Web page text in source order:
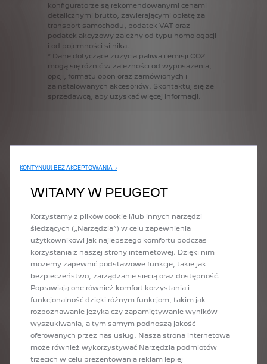
konfiguratorze są rekomendowanymi cenami
detalicznymi brutto, zawierającymi opłatę za
transport samochodu, podatek VAT oraz
podatek akcyzowy zależny od typu homologacji
i od pojemności silnika.
* Dane dotyczące zużycia paliwa i emisji CO2
mogą się różnić w zależności od wyposażenia,
opcji,
formatu opon oraz zamówionych i
zainstalowanych akcesoriów. Skontaktuj się ze
sprzedawcą,
aby uzyskać więcej informacji.
RIFTER
Jesteś zainteresowany(a) nowym elektrycznym modelem lub modelem z
silnikiem spalinowym? Spersonalizuj wybrany Peugeot za pomocą
konfiguratora – wybierz poziom wykończenia, silnik, kolor lakieru,
wyposażenie i wyobraź sobie, że już siedzisz za kierownicą swojego przyszłego
Peugeot Rifter!
ODKRYJ DOSTĘPNE WERSJE
W zależności od wybranej wersji możesz następnie wybrać silnik, który wolisz.
Możesz wybrać silnik elektryczny, jeśli jest dostępny dla wybranego poziomu
wyposażenia Peugeot Rifter. Jeśli wolisz silnik spalinowy, są dostępne
jednostki PureTech i BlueHDi.
WYBIERZ SILNIK
W zależności od wybranej wersji możesz następnie wybrać silnik, który
KONTYNUUJ BEZ AKCEPTOWANIA →
WITAMY W PEUGEOT
Korzystamy z plików cookie i/lub innych narzędzi
śledzących („Narzędzia”) w celu zapewnienia
użytkownikowi jak najlepszego komfortu podczas
korzystania z naszej strony internetowej. Dzięki nim
możemy zapewnić podstawowe funkcje, takie jak
bezpieczeństwo, zarządzanie siecią oraz dostępność.
Poprawiają one również komfort korzystania i
funkcjonalność dzięki różnym funkcjom, takim jak
rozpoznawanie języka czy zapamiętywanie wyników
wyszukiwania, a tym samym podnoszą jakość
oferowanych przez nas usług. Nasza strona internetowa
może również wykorzystywać Narzędzia podmiotów
trzecich w celu prezentowania reklam lepiej